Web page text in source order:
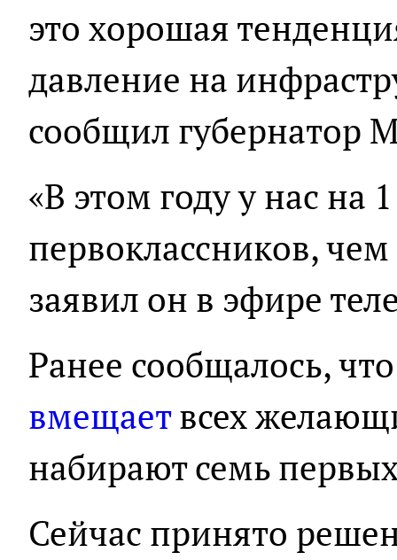
это хорошая
давление на
сообщил губернатор
«В этом году у нас на
первоклассников,
заявил он в эфире
Ранее сообщалось,
вмещаетвсех
набирают семь
Сейчас принято